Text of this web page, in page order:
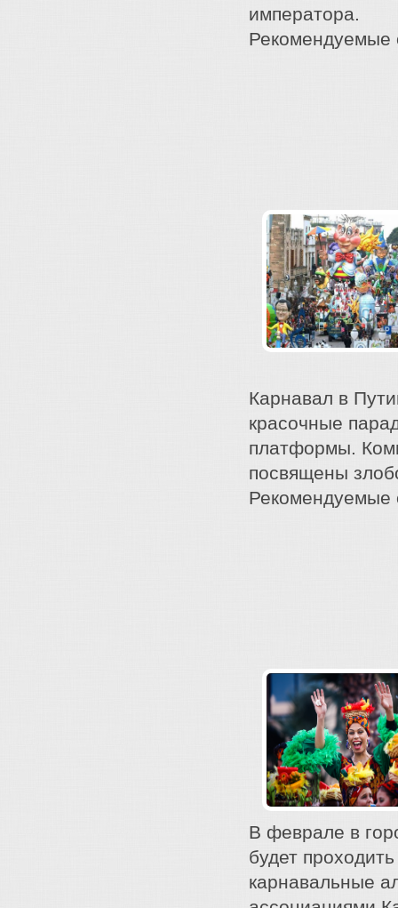
императора.
Рекомендуемые
Карнавал в
красочные
платформы.
посвящены
Рекомендуемые
В феврале в
будет
карнавальные